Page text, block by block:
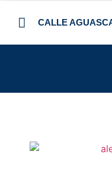
CALLE